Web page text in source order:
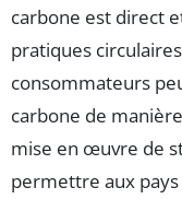
carbone est direct
pratiques
consommateurs
carbone de
mise en œuvre de
permettre aux